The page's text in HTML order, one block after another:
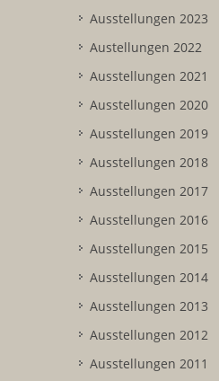
Ausstellungen 2023
Austellungen 2022
Ausstellungen 2021
Ausstellungen 2020
Ausstellungen 2019
Ausstellungen 2018
Ausstellungen 2017
Ausstellungen 2016
Ausstellungen 2015
Ausstellungen 2014
Ausstellungen 2013
Ausstellungen 2012
Ausstellungen 2011